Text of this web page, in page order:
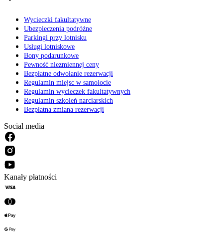
Wycieczki fakultatywne
Ubezpieczenia podróżne
Parkingi przy lotnisku
Usługi lotniskowe
Bony podarunkowe
Pewność niezmiennej ceny
Bezpłatne odwołanie rezerwacji
Regulamin miejsc w samolocie
Regulamin wycieczek fakultatywnych
Regulamin szkoleń narciarskich
Bezpłatna zmiana rezerwacji
Social media
Kanały płatności